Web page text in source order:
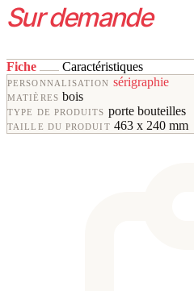
Sur demande
Fiche Caractéristiques
PERSONNALISATION sérigraphie
MATIÈRES bois
TYPE DE PRODUITS porte bouteilles
TAILLE DU PRODUIT 463 x 240 mm